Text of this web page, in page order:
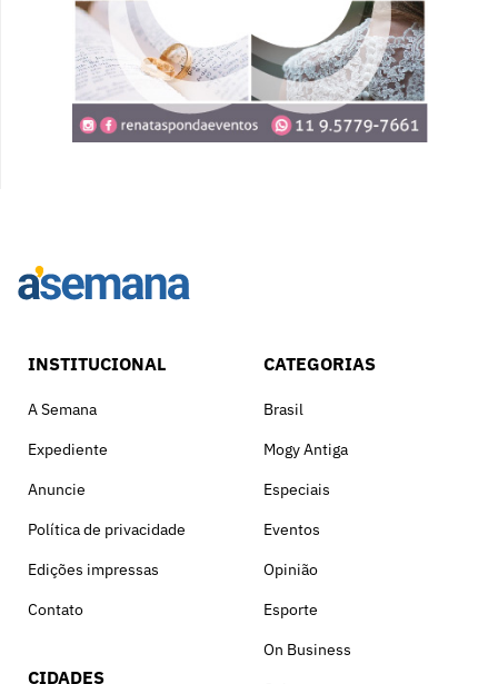
INSTITUCIONAL
A Semana
Expediente
Anuncie
Política de privacidade
Edições impressas
Contato
CIDADES
CATEGORIAS
Brasil
Mogy Antiga
Especiais
Eventos
Opinião
Esporte
On Business